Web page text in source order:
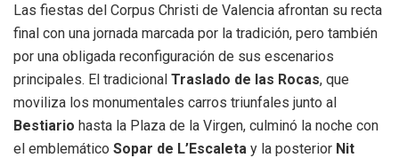
Las fiestas del Corpus Christi de Valencia afrontan su recta
final con una jornada marcada por la tradición, pero también
por una obligada reconfiguración de sus escenarios
principales. El tradicional Traslado de las Rocas, que
moviliza los monumentales carros triunfales junto al
Bestiario hasta la Plaza de la Virgen, culminó la noche con
el emblemático Sopar de L’Escaleta y la posterior Nit